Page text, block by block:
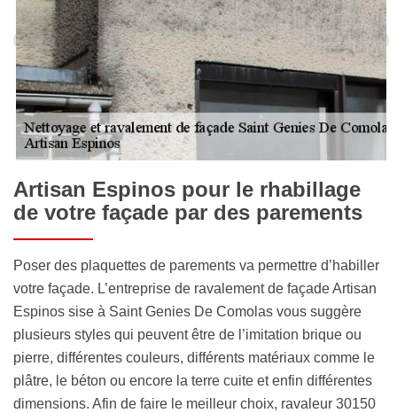
Artisan Espinos pour le rhabillage
de votre façade par des parements
Poser des plaquettes de parements va permettre d’habiller
votre façade. L’entreprise de ravalement de façade Artisan
Espinos sise à Saint Genies De Comolas vous suggère
plusieurs styles qui peuvent être de l’imitation brique ou
pierre, différentes couleurs, différents matériaux comme le
plâtre, le béton ou encore la terre cuite et enfin différentes
dimensions. Afin de faire le meilleur choix, ravaleur 30150